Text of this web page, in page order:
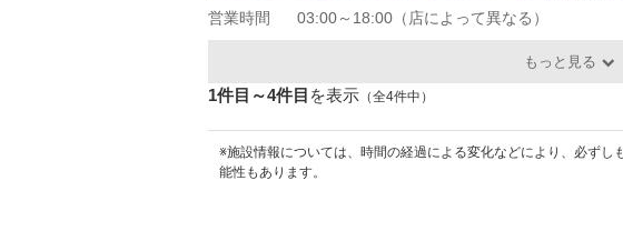
営業時間 03:00～18:00（店によって異なる）
もっと見る
1件目～4件目 を表示 （全4件中）
※施設情報については、時間の経過による変化などにより、必ず
能性もあります。